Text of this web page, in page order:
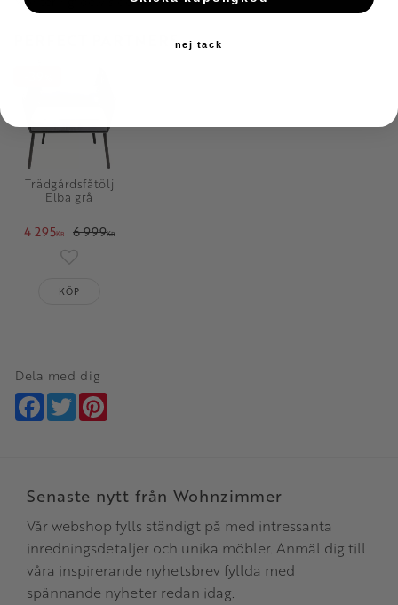
PERFECT PARTNERS
Trädgårdsfåtölj
Elba grå
4 295KR 6 999KR
KÖP
Dela med dig
Facebook
Twitter
Senaste nytt från Wohnzimmer
Vår webshop fylls ständigt på med intressanta
inredningsdetaljer och unika möbler. Anmäl dig till
våra inspirerande nyhetsbrev fyllda med
spännande nyheter redan idag.
nej tack